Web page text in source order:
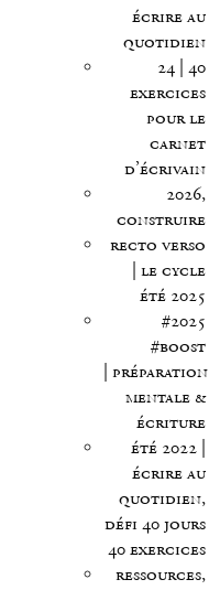
écrire au
quotidien
24 | 40
exercices
pour le
carnet
d’écrivain
2026,
construire
recto verso
| le cycle
été 2025
#2025
#boost
| préparation
mentale &
écriture
été 2022 |
écrire au
quotidien,
défi 40 jours
40 exercices
ressources,